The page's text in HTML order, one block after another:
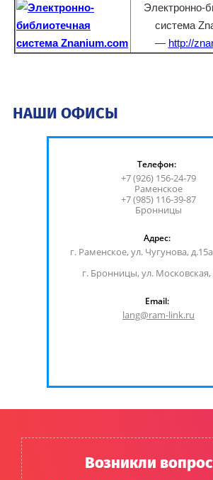
Электронно-
система
— http://
НАШИ ОФИСЫ
Телефон:
+7 (926) 156-24-79
Раменское
+7 (985) 116-39-87
Бронницы
Адрес:
г. Раменское, ул. Чугунова,
г. Бронницы, ул. Московская,
Email:
lang@ram-link.ru
Возникли